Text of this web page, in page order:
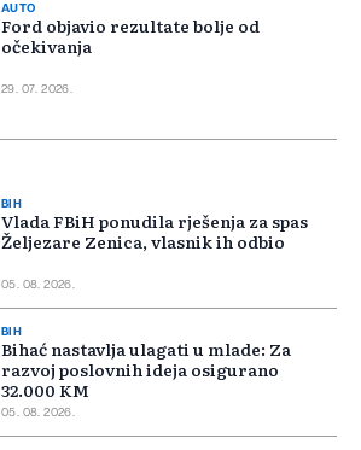
AUTO
Ford objavio rezultate bolje od
očekivanja
29. 07. 2026.
BIH
Vlada FBiH ponudila rješenja za spas
Željezare Zenica, vlasnik ih odbio
05. 08. 2026.
BIH
Bihać nastavlja ulagati u mlade: Za
razvoj poslovnih ideja osigurano
32.000 KM
05. 08. 2026.